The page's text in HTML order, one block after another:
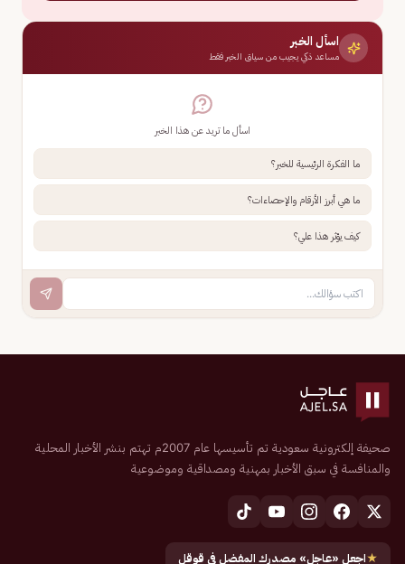
اسأل الخبر
مساعد ذكي يجيب من سياق الخبر فقط
اسأل ما تريد عن هذا الخبر
ما الفكرة الرئيسية للخبر؟
ما هي أبرز الأرقام والإحصاءات؟
كيف يؤثر هذا علي؟
صحيفة إلكترونية سعودية تم تأسيسها عام 2007م تهتم بنشر الأخبار المحلية
والمنافسة في سبق الأخبار بمهنية ومصداقية وموضوعية
★اجعل «عاجل» مصدرك المفضل في قوقل